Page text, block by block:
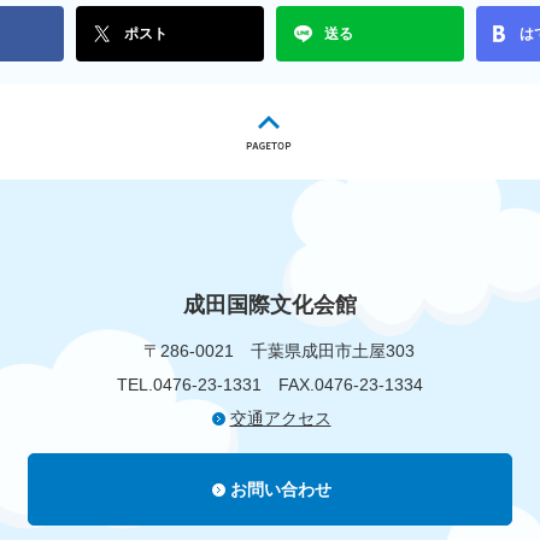
ポスト 送る は
成田国際文化会館
〒286-0021 千葉県成田市土屋303
TEL.0476-23-1331 FAX.0476-23-1334
交通アクセス
お問い合わせ